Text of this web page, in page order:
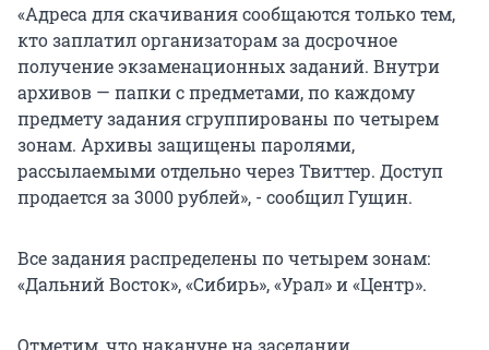
«Адреса для скачивания сообщаются только тем,
кто заплатил организаторам за досрочное
получение экзаменационных заданий. Внутри
архивов — папки с предметами, по каждому
предмету задания сгруппированы по четырем
зонам. Архивы защищены паролями,
рассылаемыми отдельно через Твиттер. Доступ
продается за 3000 рублей», - сообщил Гущин.
Все задания распределены по четырем зонам:
«Дальний Восток», «Сибирь», «Урал» и «Центр».
Отметим, что накануне на заседании